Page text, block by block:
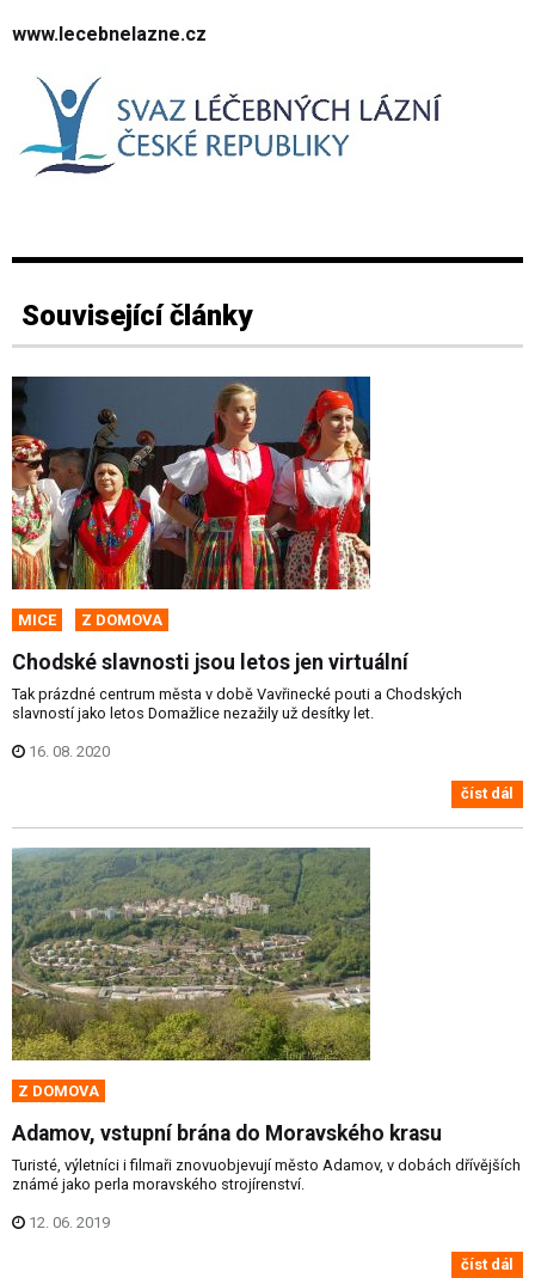
www.lecebnelazne.cz
Související články
MICE Z DOMOVA
Chodské slavnosti jsou letos jen virtuální
Tak prázdné centrum města v době Vavřinecké pouti a Chodských
slavností jako letos Domažlice nezažily už desítky let.
16. 08. 2020
číst dál
Z DOMOVA
Adamov, vstupní brána do Moravského krasu
Turisté, výletníci i filmaři znovuobjevují město Adamov, v dobách dřívějších
známé jako perla moravského strojírenství.
12. 06. 2019
číst dál